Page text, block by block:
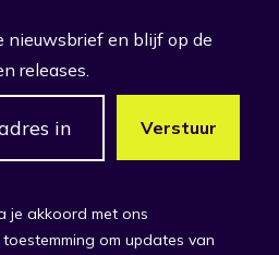
nieuwsbrief en blijf op de
releases.
je akkoord met ons
om updates van